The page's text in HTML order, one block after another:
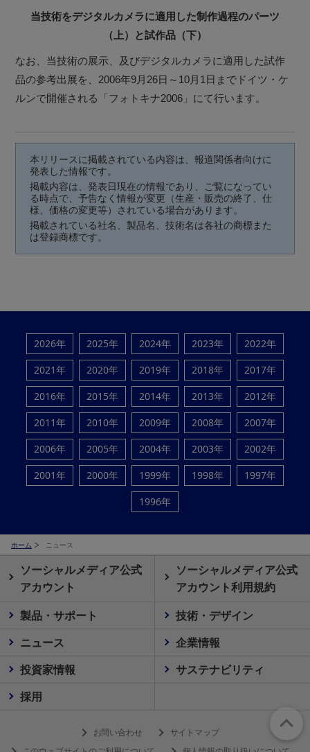
当技術をデジタルカメラに適用した制作過程のパーツ
（上）と試作品（下）
なお、当技術の展示、及びデジタルカメラに適用した試作
品の参考出展を、2006年9月26日～10月1日までドイツ・ケ
ルンで開催される「フォトキナ2006」にて行います。
本リリースに掲載されている内容は、報道関係者向けに
発表した情報です。
掲載内容は、発表日現在の情報であり、ご覧になってい
る時点で、予告なく情報が変更（生産・販売の終了、仕
様、価格の変更等）されている場合があります。
掲載されている社名、製品名、技術名は各社の商標また
は登録商標です。
2026年 2025年 2024年 2023年
2022年
2021年
2020年 2019年 2018年
2017年
2016年
2015年 2014年 2013年
2012年
2011年
2010年 2009年 2008年
2007年
2006年
2005年 2004年 2003年
2002年
2001年
2000年 1999年 1998年
1997年
1996年
ホーム ニュース
ソーシャルメディア公式
アカウント
ソーシャルメディア公式
アカウント利用規約
製品・サポート
技術・デザイン
ニュース
企業情報
投資家情報
サステナビリティ
採用
お問い合わせ
サイトマップ